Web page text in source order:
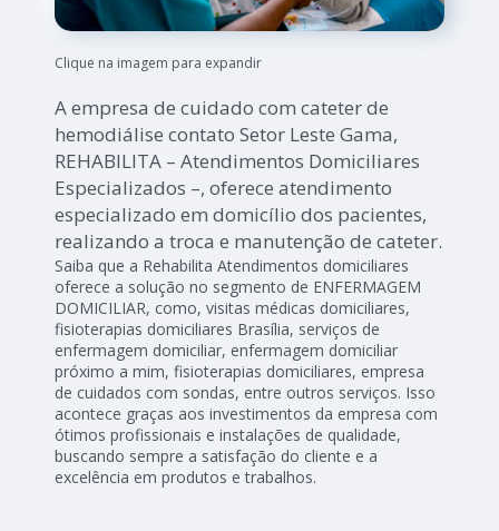
Clique na imagem para expandir
A empresa de cuidado com cateter de
hemodiálise contato Setor Leste Gama,
REHABILITA – Atendimentos Domiciliares
Especializados –, oferece atendimento
especializado em domicílio dos pacientes,
realizando a troca e manutenção de cateter.
Saiba que a Rehabilita Atendimentos domiciliares
oferece a solução no segmento de ENFERMAGEM
DOMICILIAR, como, visitas médicas domiciliares,
fisioterapias domiciliares Brasília, serviços de
enfermagem domiciliar, enfermagem domiciliar
próximo a mim, fisioterapias domiciliares, empresa
de cuidados com sondas, entre outros serviços. Isso
acontece graças aos investimentos da empresa com
ótimos profissionais e instalações de qualidade,
buscando sempre a satisfação do cliente e a
excelência em produtos e trabalhos.